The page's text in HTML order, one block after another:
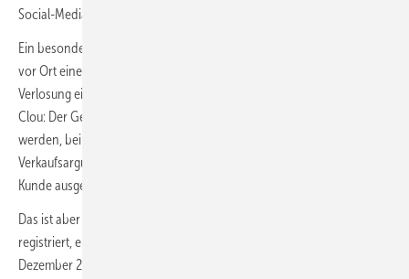
Social-Media-Vorlagen, ausgestattet.
Ein besonderes Highlight ist das große Gewinnspiel: Alle Besucher, die
vor Ort eine Teilnahmekarte ausfüllen, nehmen an der einmaligen
Verlosung eines 10.000-Euro-Zuschusses für den Ofenbau teil. Der
Clou: Der Gewinn kann ausschließlich bei dem Betrieb eingelöst
werden, bei dem die Gewinner-Karte abgegeben wurde: ein starkes
Verkaufsargument im persönlichen Beratungsgespräch. Wird Ihr
Kunde ausgelost, fließt der gesamte Betrag in dessen Projekt.
Das ist aber noch nicht alles: Wer sich für die Kachelofentage
registriert, erhält eine beitragsfreie GVOB-Mitgliedschaft bis zum 31.
Dezember 2025 und profitiert somit kostenlos von allen Vorteilen.